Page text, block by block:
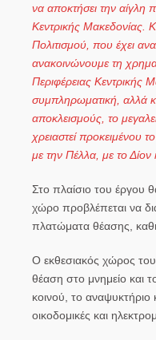
να αποκτήσει την αίγλη
Κεντρικής Μακεδονίας.
Πολιτισμού, που έχει
ανακοινώνουμε τη
Περιφέρειας Κεντρικής
συμπληρωματική, αλλά
αποκλεισμούς, το
χρειαστεί προκειμένου
με την Πέλλα, με το
Στο πλαίσιο του έργου
χώρο προβλέπεται να
πλατώματα θέασης,
Ο εκθεσιακός χώρος
θέαση στο μνημείο και
κοινού, το
οικοδομικές και